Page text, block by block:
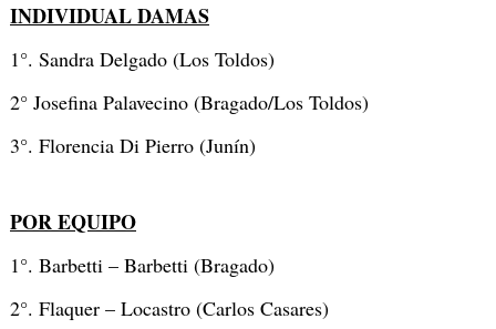
INDIVIDUAL DAMAS
1°. Sandra Delgado (Los Toldos)
2° Josefina Palavecino (Bragado/Los Toldos)
3°. Florencia Di Pierro (Junín)
POR EQUIPO
1°. Barbetti – Barbetti (Bragado)
2°. Flaquer – Locastro (Carlos Casares)